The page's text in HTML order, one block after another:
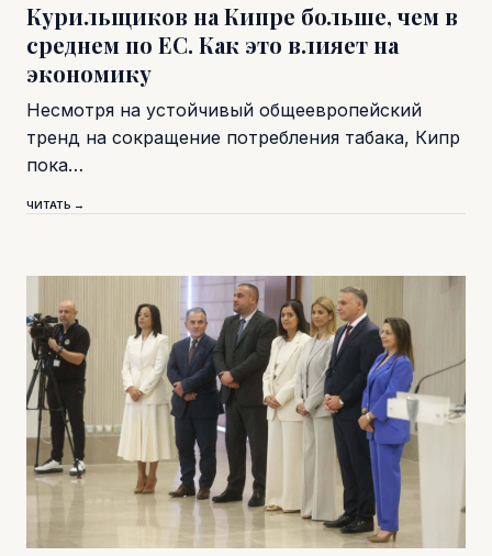
Курильщиков на Кипре больше, чем в
среднем по ЕС. Как это влияет на
экономику
Несмотря на устойчивый общеевропейский
тренд на сокращение потребления табака, Кипр
пока…
ЧИТАТЬ →